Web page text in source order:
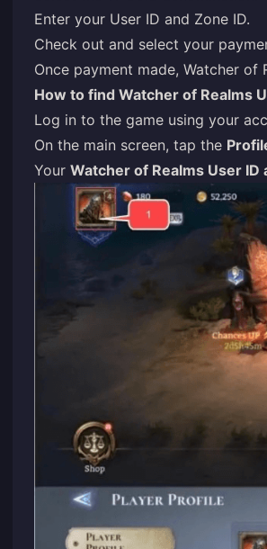
Enter your User ID and Zone ID.
Check out and select your
Once payment made, Watcher
How to find Watcher of Realms
Log in to the game using your
On the main screen, tap the
Your Watcher of Realms User ID